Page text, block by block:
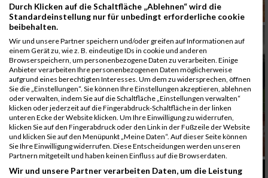
Durch Klicken auf die Schaltfläche „Ablehnen“ wird die
Standardeinstellung nur für unbedingt erforderliche cookie
beibehalten.
Wir und unsere Partner speichern und/oder greifen auf Informationen auf
einem Gerät zu, wie z. B. eindeutige IDs in cookie und anderen
Browserspeichern, um personenbezogene Daten zu verarbeiten. Einige
Anbieter verarbeiten Ihre personenbezogenen Daten möglicherweise
aufgrund eines berechtigten Interesses. Um dem zu widersprechen, öffnen
Sie die „Einstellungen“. Sie können Ihre Einstellungen akzeptieren, ablehnen
oder verwalten, indem Sie auf die Schaltfläche „Einstellungen verwalten“
klicken oder jederzeit auf die Fingerabdruck-Schaltfläche in der linken
unteren Ecke der Website klicken. Um Ihre Einwilligung zu widerrufen,
klicken Sie auf den Fingerabdruck oder den Link in der Fußzeile der Website
und klicken Sie auf den Menüpunkt „Meine Daten“. Auf dieser Seite können
Sie Ihre Einwilligung widerrufen. Diese Entscheidungen werden unseren
Partnern mitgeteilt und haben keinen Einfluss auf die Browserdaten.
Wir und unsere Partner verarbeiten Daten, um die Leistung